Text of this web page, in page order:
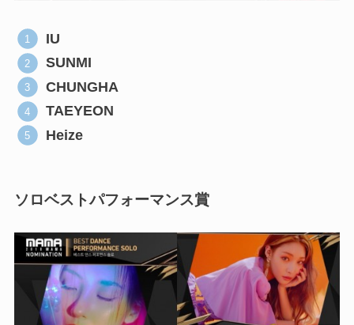
IU
SUNMI
CHUNGHA
TAEYEON
Heize
ソロベストパフォーマンス賞